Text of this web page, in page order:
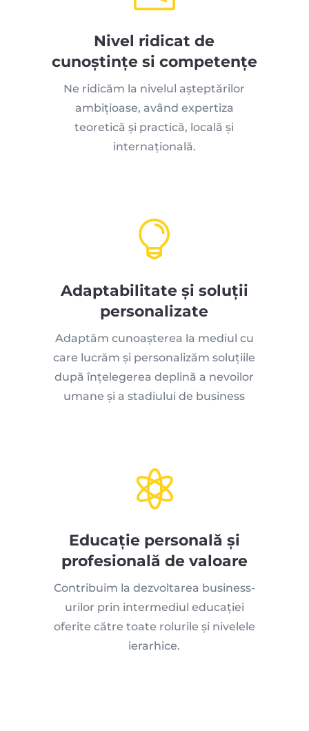
Nivel ridicat de
cunoștințe si competențe
Ne ridicăm la nivelul așteptărilor
ambițioase, având expertiza
teoretică și practică, locală și
internațională.

Adaptabilitate și soluții
personalizate
Adaptăm cunoașterea la mediul cu
care lucrăm și personalizăm soluțiile
după înțelegerea deplină a nevoilor
umane și a stadiului de business

Educație personală și
profesională de valoare
Contribuim la dezvoltarea business-
urilor prin intermediul educației
oferite către toate rolurile și nivelele
ierarhice.